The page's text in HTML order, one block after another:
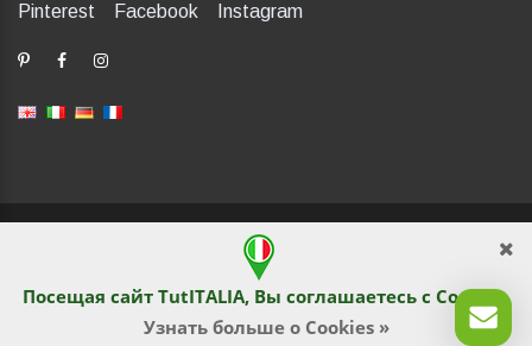
Посещая сайт TutITALIA, Вы соглашаетесь с Cookies.
Узнать больше о Cookies »
Pinterest Facebook Instagram
dP Motion Media. Via La Piana 430, 47835 Saludecio (RN), Italia.
Numero REA: RN410802. P.IVA: 04421580400. Tel +39 0541
1480041
© TutITALIA 2013-2026. Перепечатка и копирование
текстового и графического содержимого запрещены
владельцами сайта. Нарушение преследуется по закону.